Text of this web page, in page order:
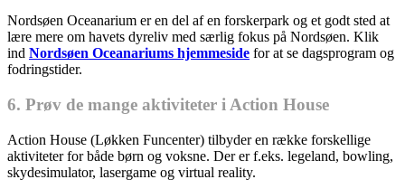
Nordsøen Oceanarium er en del af en forskerpark og et godt sted at
lære mere om havets dyreliv med særlig fokus på Nordsøen. Klik
ind Nordsøen Oceanariums hjemmeside for at se dagsprogram og
fodringstider.
6. Prøv de mange aktiviteter i Action House
Action House (Løkken Funcenter) tilbyder en række forskellige
aktiviteter for både børn og voksne. Der er f.eks. legeland, bowling,
skydesimulator, lasergame og virtual reality.